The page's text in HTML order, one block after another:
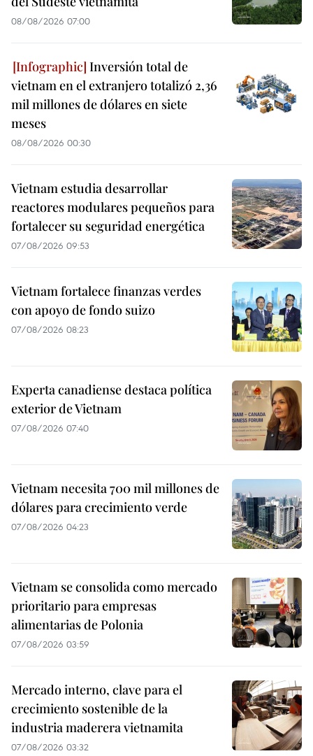
08/08/2026 07:00
Inversión total de
vietnam en el extranjero totalizó 2,36
mil millones de dólares en siete
meses
08/08/2026 00:30
Vietnam estudia desarrollar
reactores modulares pequeños para
fortalecer su seguridad energética
07/08/2026 09:53
Vietnam fortalece finanzas verdes
con apoyo de fondo suizo
07/08/2026 08:23
Experta canadiense destaca política
exterior de Vietnam
07/08/2026 07:40
Vietnam necesita 700 mil millones de
dólares para crecimiento verde
07/08/2026 04:23
Vietnam se consolida como mercado
prioritario para empresas
alimentarias de Polonia
07/08/2026 03:59
Mercado interno, clave para el
crecimiento sostenible de la
industria maderera vietnamita
07/08/2026 03:32